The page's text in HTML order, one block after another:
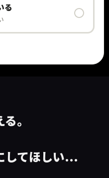
る
。
してほしい...